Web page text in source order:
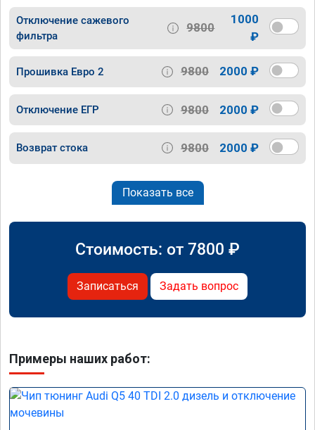
Отключение сажевого
фильтра
9800
1000
₽
Прошивка Евро 2 9800 2000 ₽
Отключение ЕГР 9800 2000 ₽
Возврат стока 9800 2000 ₽
Показать все
Стоимость: от 7800 ₽
Записаться Задать вопрос
Примеры наших работ: